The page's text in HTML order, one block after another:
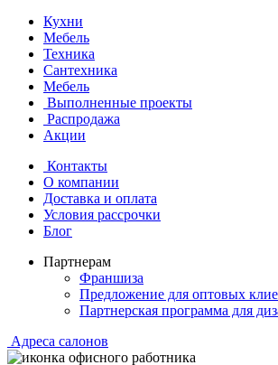
Кухни
Мебель
Техника
Сантехника
Мебель
Выполненные проекты
Распродажа
Акции
Контакты
О компании
Доставка и оплата
Условия рассрочки
Блог
Партнерам
Франшиза
Предложение для оптовых
Партнерская программа для
Адреса салонов